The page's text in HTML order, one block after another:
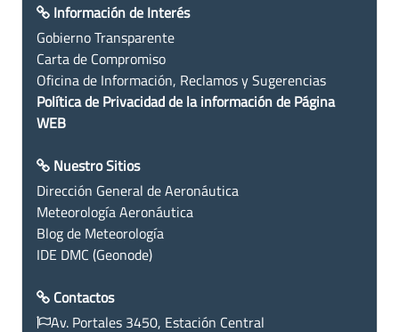
Información de Interés
Gobierno Transparente
Carta de Compromiso
Oficina de Información, Reclamos y Sugerencias
Política de Privacidad de la información de Página
WEB
Nuestro Sitios
Dirección General de Aeronáutica
Meteorología Aeronáutica
Blog de Meteorología
IDE DMC (Geonode)
Contactos
Av. Portales 3450, Estación Central